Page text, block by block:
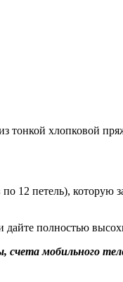
хлопковой
12 петель), которую
дайте полностью
мобильного